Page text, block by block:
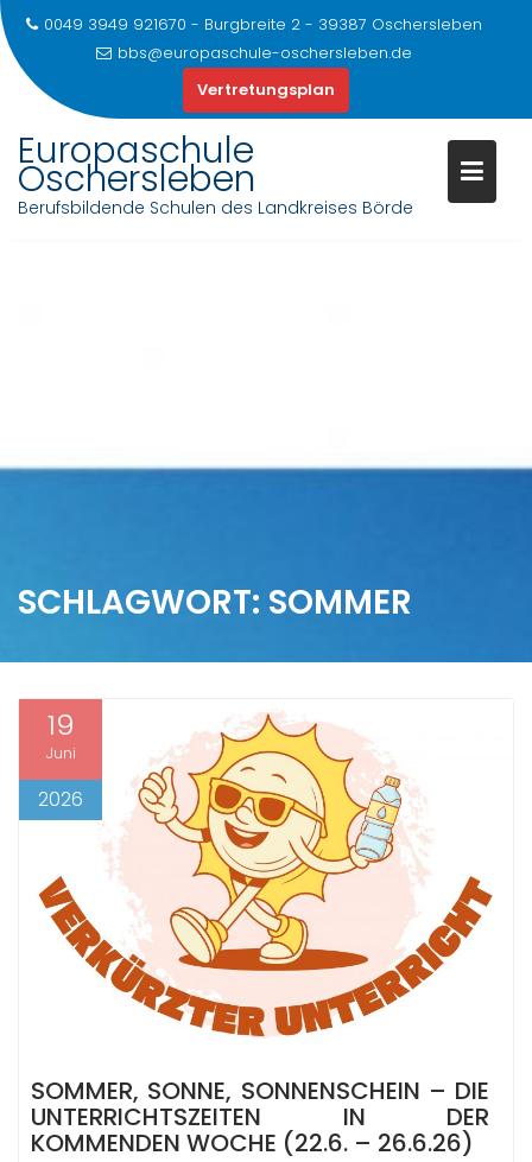
0049 3949 921670 - Burgbreite 2 - 39387 Oschersleben
bbs@europaschule-oschersleben.de
Vertretungsplan
Europaschule
Oschersleben
Berufsbildende Schulen des Landkreises Börde
SCHLAGWORT: SOMMER
19
Juni
2026
SOMMER, SONNE, SONNENSCHEIN – DIE
UNTERRICHTSZEITEN IN DER
KOMMENDEN WOCHE (22.6. – 26.6.26)